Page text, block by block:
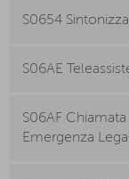
S0654
S06AE
S06AF
Emergenza